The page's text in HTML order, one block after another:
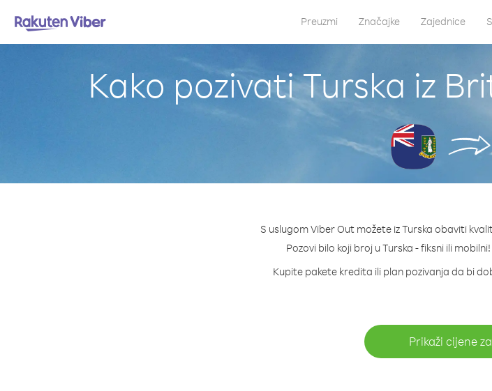
Preuzmi Značajke Zajednice
Kako pozivati Turska iz
S uslugom Viber Out možete iz Turska obaviti
Pozovi bilo koji broj u Turska - fiksni ili
Kupite pakete kredita ili plan pozivanja da bi
Prikaži cijene